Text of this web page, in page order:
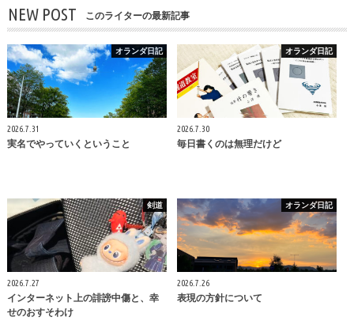
NEW POST このライターの最新記事
オランダ日記
2026.7.31
実名でやっていくということ
オランダ日記
2026.7.30
毎日書くのは無理だけど
剣道
2026.7.27
インターネット上の誹謗中傷と、幸
せのおすそわけ
オランダ日記
2026.7.26
表現の方針について